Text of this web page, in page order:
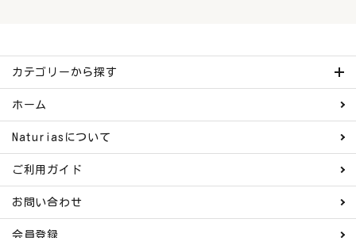
カテゴリーから探す
ホーム
Naturiasについて
ご利用ガイド
お問い合わせ
会員登録